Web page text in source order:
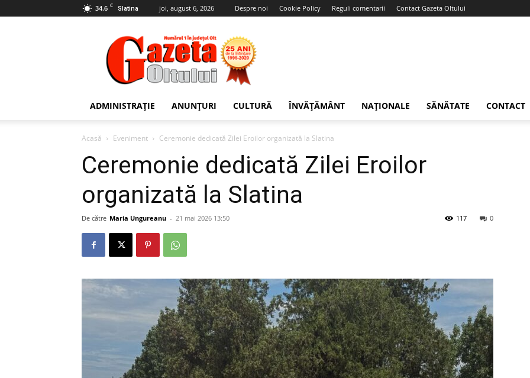
34.6 C Slatina joi, august 6, 2026 Despre noi Cookie Policy Reguli comentarii Contact Gazeta Oltului
Gazeta
Oltului
ADMINISTRAȚIE ANUNȚURI CULTURĂ ÎNVĂȚĂMÂNT NAȚIONALE SĂNĂTATE CONTACT
Acasă Eveniment Ceremonie dedicată Zilei Eroilor organizată la Slatina
Ceremonie dedicată Zilei Eroilor
organizată la Slatina
De către Maria Ungureanu - 21 mai 2026 13:50 0
117